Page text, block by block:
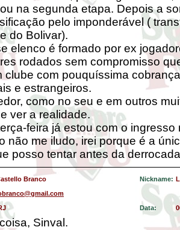
na segunda etapa. Depois a
pelo imponderável (
do Bolivar).
elenco é formado por ex
rodados sem compromisso
clube com pouquíssima
e estrangeiros.
como no seu e em outros
ver a realidade.
feira já estou com o ingresso
não me iludo, irei porque é a
posso tentar antes da
Branco Nickname:
Data:
Sinval.